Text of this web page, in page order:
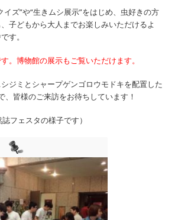
イズ”や“生きムシ展示”をはじめ、虫好きの方
子どもから大人までお楽しみいただけるよ
す。
。博物館の展示もご覧いただけます。
ジミとシャープゲンゴロウモドキを配置した
、皆様のご来訪をお待ちしています！
フェスタの様子です）